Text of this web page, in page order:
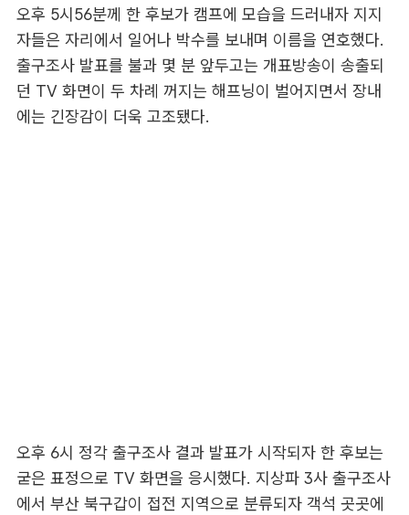
오후 5시56분께 한 후보가 캠프에 모습을 드러내자 지지
자들은 자리에서 일어나 박수를 보내며 이름을 연호했다.
출구조사 발표를 불과 몇 분 앞두고는 개표방송이 송출되
던 TV 화면이 두 차례 꺼지는 해프닝이 벌어지면서 장내
에는 긴장감이 더욱 고조됐다.
오후 6시 정각 출구조사 결과 발표가 시작되자 한 후보는
굳은 표정으로 TV 화면을 응시했다. 지상파 3사 출구조사
에서 부산 북구갑이 접전 지역으로 분류되자 객석 곳곳에